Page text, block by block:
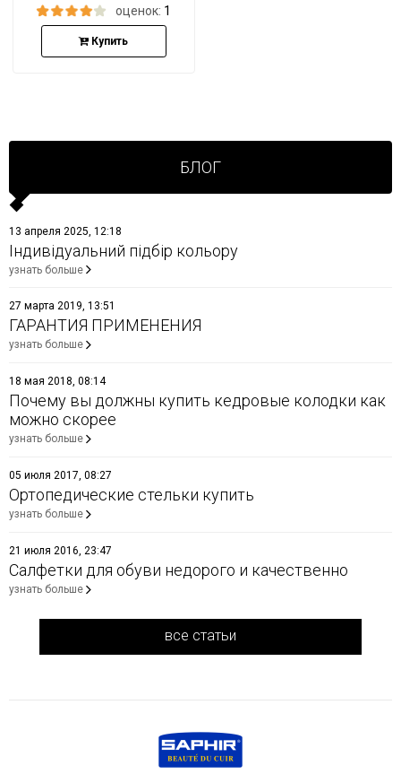
оценок: 1
Купить
БЛОГ
13 апреля 2025, 12:18
Індивідуальний підбір кольору
узнать больше
27 марта 2019, 13:51
ГАРАНТИЯ ПРИМЕНЕНИЯ
узнать больше
18 мая 2018, 08:14
Почему вы должны купить кедровые колодки как
можно скорее
узнать больше
05 июля 2017, 08:27
Ортопедические стельки купить
узнать больше
21 июля 2016, 23:47
Салфетки для обуви недорого и качественно
узнать больше
все статьи